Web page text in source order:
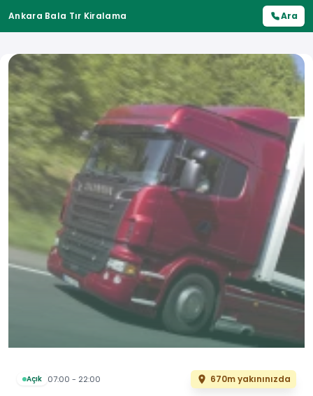
Ankara Bala Tır Kiralama Ara
Açık 07:00 - 22:00 670m yakınınızda